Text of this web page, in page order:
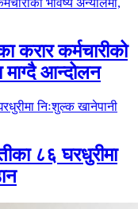
करार कर्मचारीको
माग्दै आन्दोलन
८६ घरधुरीमा